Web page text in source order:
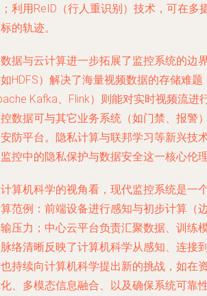
利用ReID（行人重识别）技术，可在多
的轨迹。
据与云计算进一步拓展了监控系统的边
HDFS）解决了海量视频数据的存储难
Kafka、Flink）则能对实时视频流进
数据可与其它业务系统（如门禁、报警
防平台。隐私计算与联邦学习等新兴技
控中的隐私保护与数据安全这一核心伦
算机科学的视角看，现代监控系统是一
范例：前端设备进行感知与初步计算（
压力；中心云平台负责汇聚数据、训练
络清晰反映了计算机科学从感知、连接
持续向计算机科学提出新的挑战，如在
、多模态信息融合、以及确保系统可靠